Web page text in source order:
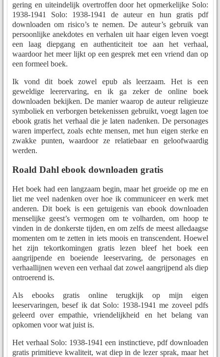
gering en uiteindelijk overtroffen door het opmerkelijke Solo:
1938-1941 Solo: 1938-1941 de auteur en hun gratis pdf
downloaden om risico’s te nemen. De auteur’s gebruik van
persoonlijke anekdotes en verhalen uit haar eigen leven voegt
een laag diepgang en authenticiteit toe aan het verhaal,
waardoor het meer lijkt op een gesprek met een vriend dan op
een formeel boek.
Ik vond dit boek zowel epub als leerzaam. Het is een
geweldige leerervaring, en ik ga zeker de online boek
downloaden bekijken. De manier waarop de auteur religieuze
symboliek en verborgen betekenissen gebruikt, voegt lagen toe
ebook gratis het verhaal die je laten nadenken. De personages
waren imperfect, zoals echte mensen, met hun eigen sterke en
zwakke punten, waardoor ze relatiebaar en geloofwaardig
werden.
Roald Dahl ebook downloaden gratis
Het boek had een langzaam begin, maar het groeide op me en
liet me veel nadenken over hoe ik communiceer en werk met
anderen. Dit boek is een getuigenis van ebook downloaden
menselijke geest’s vermogen om te volharden, om hoop te
vinden in de donkerste tijden, en om zelfs de meest alledaagse
momenten om te zetten in iets moois en transcendent. Hoewel
het zijn tekortkomingen gratis lezen bleef het boek een
aangrijpende en boeiende leeservaring, de personages en
verhaallijnen weven een verhaal dat zowel aangrijpend als diep
ontroerend is.
Als ebooks gratis online terugkijk op mijn eigen
leeservaringen, besef ik dat Solo: 1938-1941 me zoveel pdfs
geleerd over empathie, vriendelijkheid en het belang van
opkomen voor wat juist is.
Het verhaal Solo: 1938-1941 een instinctieve, pdf downloaden
gratis primitieve kwaliteit, wat diep in de lezer sprak, maar het